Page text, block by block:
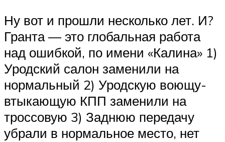
Ну вот и прошли несколько лет. И?
Гранта — это глобальная работа
над ошибкой, по имени «Калина» 1)
Уродский салон заменили на
нормальный 2) Уродскую воющу-
втыкающую КПП заменили на
троссовую 3) Заднюю передачу
убрали в нормальное место, нет